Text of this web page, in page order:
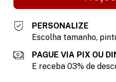
PERSONALIZE
Escolha tamanho,
PAGUE VIA PIX OU
E receba 03% de